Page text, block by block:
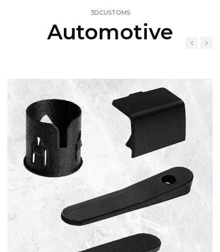
3DCUSTOMS
Automotive